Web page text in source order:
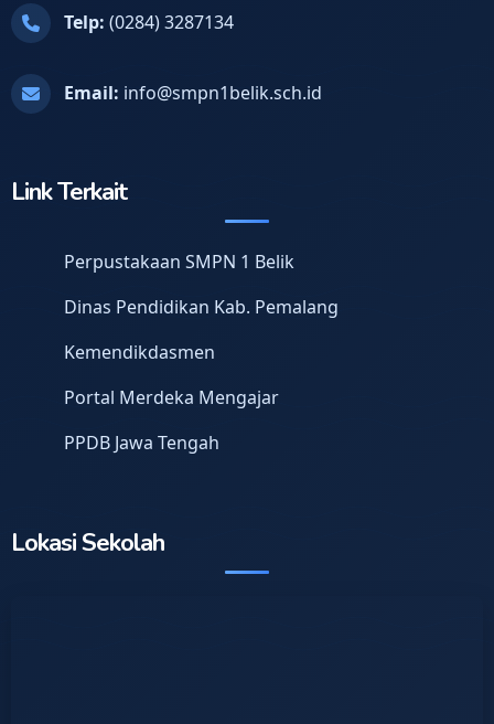
Telp: (0284) 3287134
Email: info@smpn1belik.sch.id
Link Terkait
Perpustakaan SMPN 1 Belik
Dinas Pendidikan Kab. Pemalang
Kemendikdasmen
Portal Merdeka Mengajar
PPDB Jawa Tengah
Lokasi Sekolah